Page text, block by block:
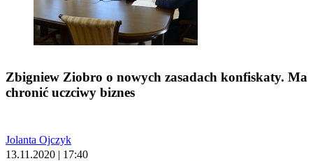
Zbigniew Ziobro o nowych zasadach konfiskaty. Ma
chronić uczciwy biznes
Jolanta Ojczyk
13.11.2020 | 17:40